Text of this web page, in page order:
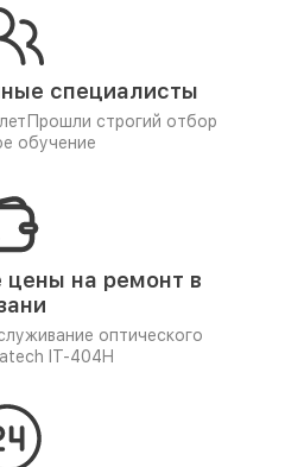
специалисты
Прошли строгий отбор
обучение
на ремонт в
оптического
IT-404H